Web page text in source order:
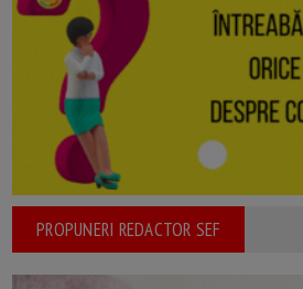
PROPUNERI REDACTOR SEF